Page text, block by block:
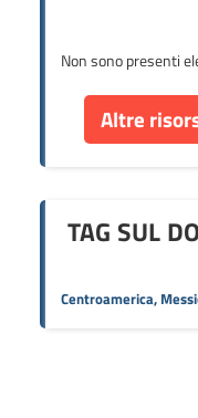
Non sono presenti
Altre
TAG SUL
Centroamerica,